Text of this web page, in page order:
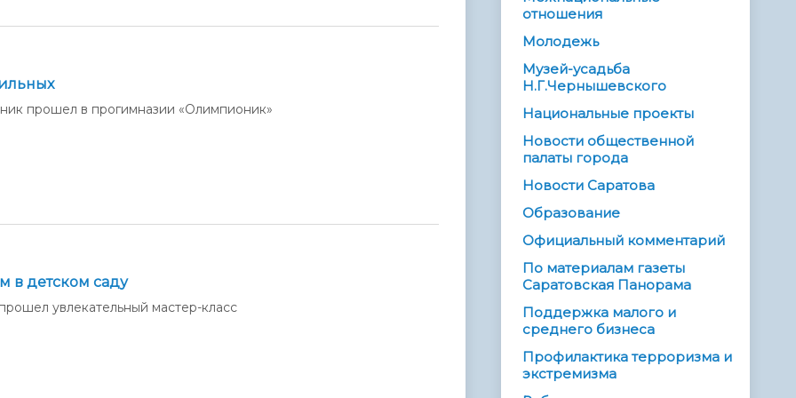
прошел в прогимназии «Олимпионик»
в детском саду
увлекательный мастер-класс
отношения
Молодежь
Музей-усадьба
Н.Г.Чернышевского
Национальные проекты
Новости общественной
палаты города
Новости Саратова
Образование
Официальный комментарий
По материалам газеты
Саратовская Панорама
Поддержка малого и
среднего бизнеса
Профилактика терроризма и
экстремизма